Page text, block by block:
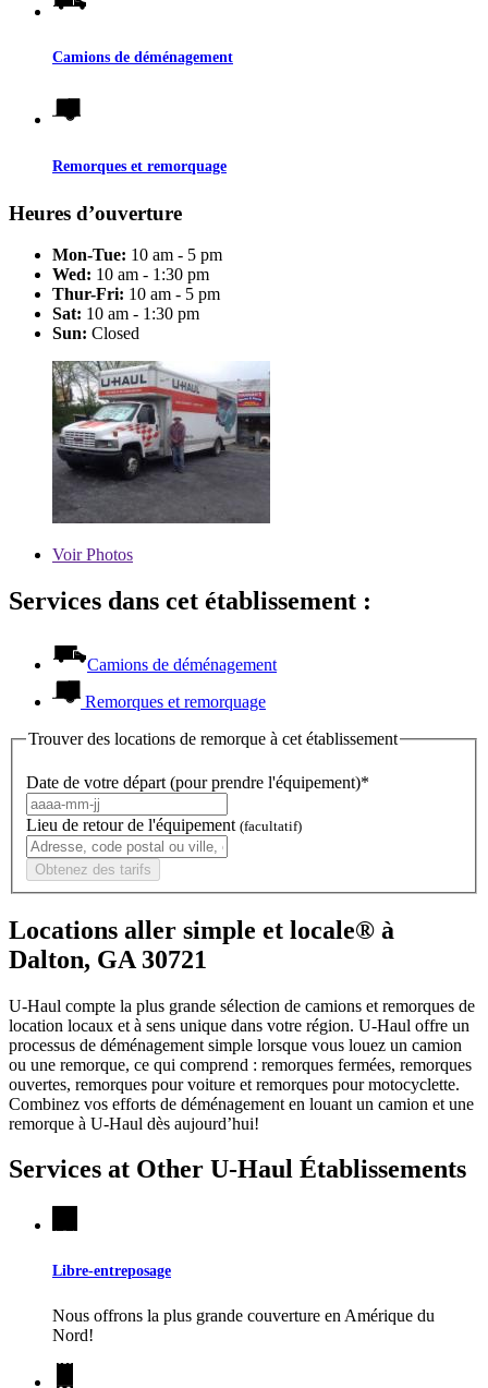
Camions de déménagement
Remorques et remorquage
Heures d’ouverture
Mon-Tue: 10 am - 5 pm
Wed: 10 am - 1:30 pm
Thur-Fri: 10 am - 5 pm
Sat: 10 am - 1:30 pm
Sun: Closed
VoirPhotos
Services dans cet établissement :
Camions de déménagement
Remorques et remorquage
Trouver des locations de remorque à cet établissement
Date de votre départ (pour prendre l'équipement)*
Lieu de retour de l'équipement (facultatif)
Obtenez des tarifs
Locations aller simple et locale® à
Dalton, GA 30721
U-Haul compte la plus grande sélection de camions et remorques de
location locaux et à sens unique dans votre région. U-Haul offre un
processus de déménagement simple lorsque vous louez un camion
ou une remorque, ce qui comprend : remorques fermées, remorques
ouvertes, remorques pour voiture et remorques pour motocyclette.
Combinez vos efforts de déménagement en louant un camion et une
remorque à U-Haul dès aujourd’hui!
Services at Other U-Haul Établissements
Libre-entreposage
Nous offrons la plus grande couverture en Amérique du
Nord!